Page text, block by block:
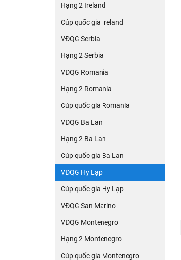
Hạng 2 Ireland
Cúp quốc gia Ireland
VĐQG Serbia
Hạng 2 Serbia
VĐQG Romania
Hạng 2 Romania
Cúp quốc gia Romania
VĐQG Ba Lan
Hạng 2 Ba Lan
Cúp quốc gia Ba Lan
VĐQG Hy Lạp
Cúp quốc gia Hy Lạp
VĐQG San Marino
VĐQG Montenegro
Hạng 2 Montenegro
Cúp quốc gia Montenegro